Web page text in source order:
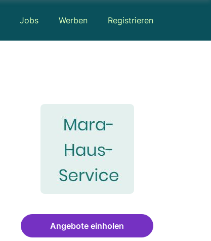
Jobs Werben Registrieren
Angebote einholen